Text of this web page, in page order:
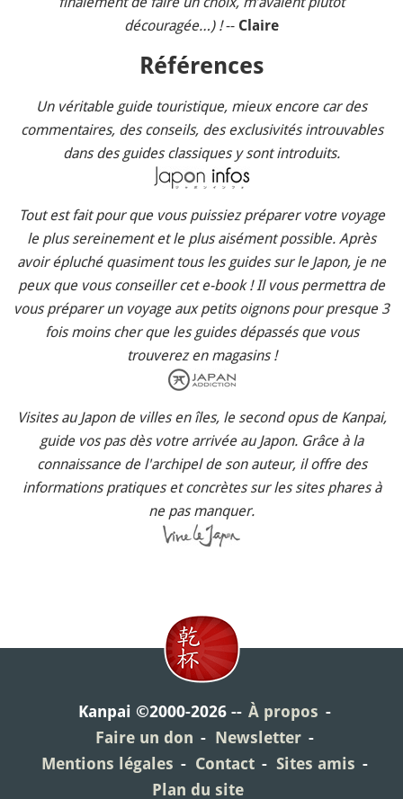
découragée…) !-- Claire
Références
Un véritable guide touristique, mieux encore car des
commentaires, des conseils, des exclusivités introuvables
dans des guides classiques y sont introduits.
Tout est fait pour que vous puissiez préparer votre voyage
le plus sereinement et le plus aisément possible. Après
avoir épluché quasiment tous les guides sur le Japon, je ne
peux que vous conseiller cet e-book ! Il vous permettra de
vous préparer un voyage aux petits oignons pour presque 3
fois moins cher que les guides dépassés que vous
trouverez en magasins !
Visites au Japon de villes en îles, le second opus de Kanpai,
guide vos pas dès votre arrivée au Japon. Grâce à la
connaissance de l'archipel de son auteur, il offre des
informations pratiques et concrètes sur les sites phares à
ne pas manquer.
Kanpai ©2000-2026
À propos
Faire un don
Newsletter
Mentions légales
Contact
Sites amis
Plan du site